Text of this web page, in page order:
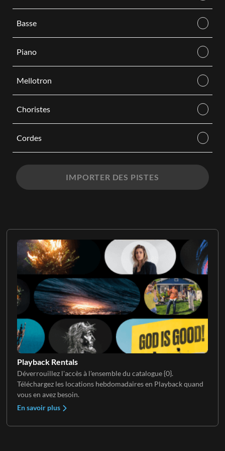
Playback Rentals
Déverrouillez l'accès à l'ensemble du catalogue {0}.
Téléchargez les locations hebdomadaires en Playback quand
vous en avez besoin.
En savoir plus
Basse
Piano
Mellotron
Choristes
Cordes
IMPORTER DES PISTES